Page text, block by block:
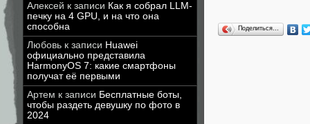
Алексей к записи Как я собрал LLM-
печку на 4 GPU, и на что она
способна
Любовь к записи Huawei
официально представила
HarmonyOS 7: какие смартфоны
получат её первыми
Артем к записи Бесплатные боты,
чтобы раздеть девушку по фото в
2024
Поделиться…